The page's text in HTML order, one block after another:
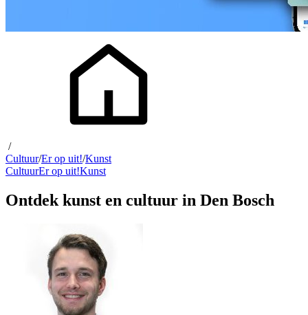
/
Cultuur/Er op uit!/Kunst
CultuurEr op uit!Kunst
Ontdek kunst en cultuur in Den Bosch